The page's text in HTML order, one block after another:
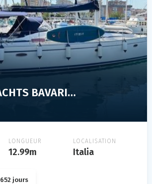
BAVARIA YACHTS BAVARIA 42 CRUISER
LONGUEUR
12.99m
LOCALISATION
Italia
652 jours